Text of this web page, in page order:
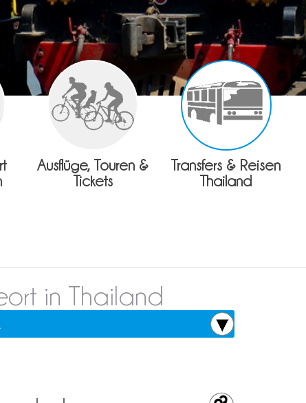
Ausflüge, Touren &
Tickets
Transfers & Reisen
Thailand
in Thailand